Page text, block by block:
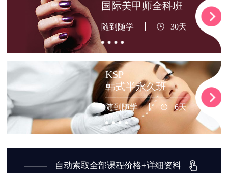
国际美甲师全科班
随到随学 30天
KSP
韩式半永久班
随到随学 6天
自动索取全部课程价格+详细资料